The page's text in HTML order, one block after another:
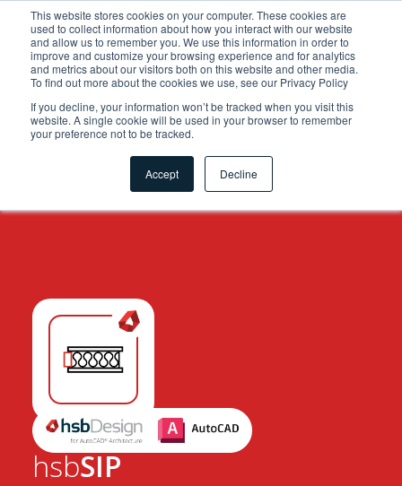
This website stores cookies on your computer. These cookies are
used to collect information about how you interact with our website
and allow us to remember you. We use this information in order to
improve and customize your browsing experience and for analytics
and metrics about our visitors both on this website and other media.
To find out more about the cookies we use, see our Privacy Policy
If you decline, your information won’t be tracked when you visit this
website. A single cookie will be used in your browser to remember
your preference not to be tracked.
Accept Decline
.grid-toolsets.share .toolset-tile:first-of-type{ background-
color:#F6A81C; }
hsbSIP